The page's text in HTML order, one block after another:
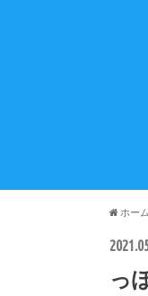
ホーム
っ